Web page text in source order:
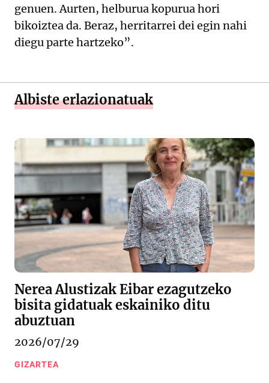
genuen. Aurten, helburua kopurua hori
bikoiztea da. Beraz, herritarrei dei egin nahi
diegu parte hartzeko”.
Albiste erlazionatuak
Nerea Alustizak Eibar ezagutzeko
bisita gidatuak eskainiko ditu
abuztuan
2026/07/29
GIZARTEA